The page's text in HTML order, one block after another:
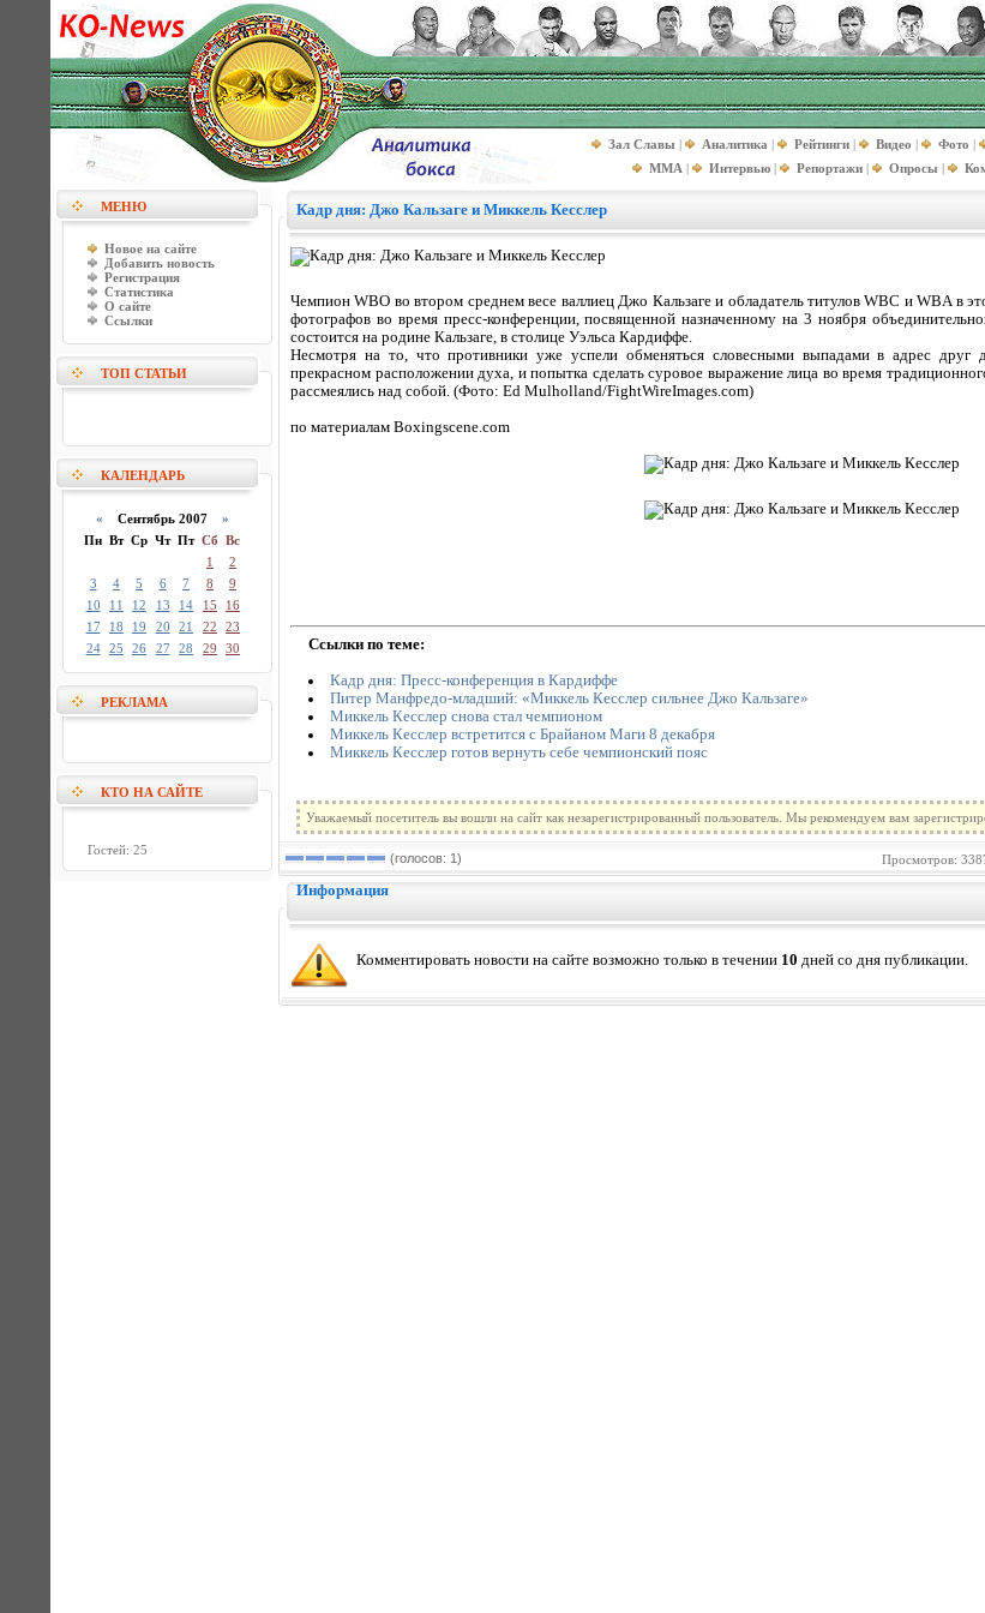
Зал Славы | Аналитика | Рейтинги | Видео | Фото |
MMA | Интервью | Репортажи | Опросы |
МЕНЮ
Новое на сайте
Добавить новость
Регистрация
Статистика
О сайте
Ссылки
ТОП СТАТЬИ
КАЛЕНДАРЬ
« Сентябрь 2007 »
Пн Вт Ср Чт Пт Сб Вс
1
2
3
4 5 6 7 8
9
10
11 12 13 14 15
16
17
18 19 20 21 22
23
24
25 26 27 28 29 30
РЕКЛАМА
КТО НА САЙТЕ
Гостей: 25
Кадр дня: Джо Кальзаге и Миккель Кесслер
Чемпион WBO во втором среднем весе валлиец Джо Кальзаге и обладатель титулов WBC и WBA в
фотографов во время пресс-конференции, посвященной назначенному на 3 ноября
состоится на родине Кальзаге, в столице Уэльса Кардиффе.
Несмотря на то, что противники уже успели обменяться словесными выпадами в адрес друг
прекрасном расположении духа, и попытка сделать суровое выражение лица во время
рассмеялись над собой. (Фото: Ed Mulholland/FightWireImages.com)
по материалам Boxingscene.com
Ссылки по теме:
Кадр дня: Пресс-конференция в Кардиффе
Питер Манфредо-младший: «Миккель Кесслер сильнее Джо Кальзаге»
Миккель Кесслер снова стал чемпионом
Миккель Кесслер встретится с Брайаном Маги 8 декабря
Миккель Кесслер готов вернуть себе чемпионский пояс
Уважаемый посетитель вы вошли на сайт как незарегистрированный пользователь. Мы рекомендуем вам
(голосов: 1) Просмотров:
Информация
Комментировать новости на сайте возможно только в течении 10 дней со дня публикации.